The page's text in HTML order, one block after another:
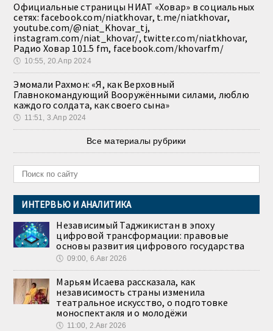
Официальные страницы НИАТ «Ховар» в социальных
сетях: facebook.com/niatkhovar, t.me/niatkhovar,
youtube.com/@niat_Khovar_tj,
instagram.com/niat_khovar/, twitter.com/niatkhovar,
Радио Ховар 101.5 fm, facebook.com/khovarfm/
🕔 10:55, 20.Апр 2024
Эмомали Рахмон: «Я, как Верховный
Главнокомандующий Вооружёнными силами, люблю
каждого солдата, как своего сына»
🕔 11:51, 3.Апр 2024
Все материалы рубрики
ИНТЕРВЬЮ И АНАЛИТИКА
Независимый Таджикистан в эпоху
цифровой трансформации: правовые
основы развития цифрового государства
🕔 09:00, 6.Авг 2026
Марьям Исаева рассказала, как
независимость страны изменила
театральное искусство, о подготовке
моноспектакля и о молодёжи
🕔 11:00, 2.Авг 2026